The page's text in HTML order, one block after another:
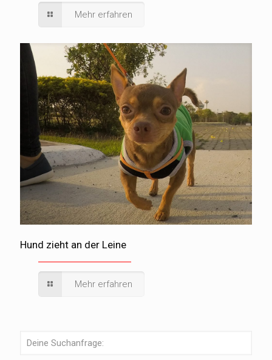
Mehr erfahren
Hund zieht an der Leine
Mehr erfahren